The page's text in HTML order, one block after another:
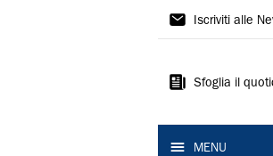
La
Ferrara
Iscriviti alle
Sfoglia il
MENU